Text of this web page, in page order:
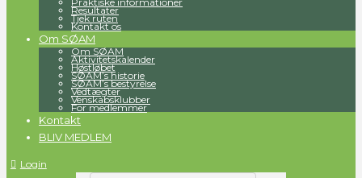
Resultater
Tjek ruten
Kontakt os
Om SØAM
Om SØAM
Aktivitetskalender
Høstløbet
SØAM’s historie
SØAM’s bestyrelse
Vedtægter
Venskabsklubber
For medlemmer
Kontakt
BLIV MEDLEM
Login